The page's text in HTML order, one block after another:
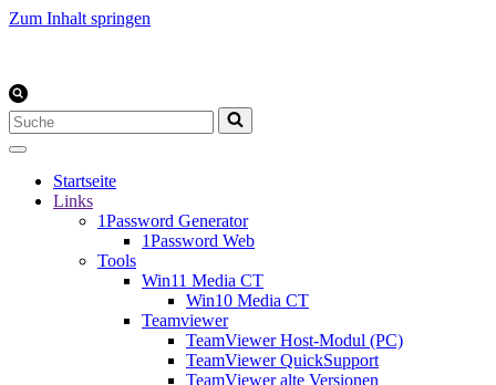
Zum Inhalt springen
Suchen
nach …
Startseite
Links
1Password Generator
1Password Web
Tools
Win11 Media CT
Win10 Media CT
Teamviewer
TeamViewer Host-Modul (PC)
TeamViewer QuickSupport
TeamViewer alte Versionen